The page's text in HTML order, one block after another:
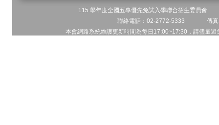
115 學年度全國五專優先免試入學聯合招生委員會
聯絡電話：02-2772-5333 傳
本會網路系統維護更新時間為每日17:00~17:30，請儘量